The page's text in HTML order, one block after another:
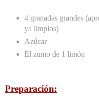
4 granadas grandes
ya limpios)
Azúcar
El zumo de 1 limón
Preparación: